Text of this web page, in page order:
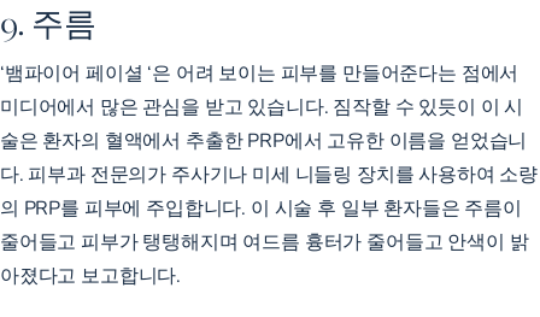
9. 주름
‘뱀파이어 페이셜 ‘은 어려 보이는 피부를 만들어준다는 점에서
미디어에서 많은 관심을 받고 있습니다. 짐작할 수 있듯이 이 시
술은 환자의 혈액에서 추출한 PRP에서 고유한 이름을 얻었습니
다. 피부과 전문의가 주사기나 미세 니들링 장치를 사용하여 소량
의 PRP를 피부에 주입합니다. 이 시술 후 일부 환자들은 주름이
줄어들고 피부가 탱탱해지며 여드름 흉터가 줄어들고 안색이 밝
아졌다고 보고합니다.